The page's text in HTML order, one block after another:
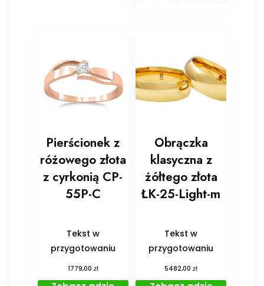
Pierścionek z
różowego złota
z cyrkonią CP-
55P-C
Tekst w
przygotowaniu
1779,00 zł
Obrączka
klasyczna z
żółtego złota
ŁK-25-Light-m
Tekst w
przygotowaniu
5482,00zł